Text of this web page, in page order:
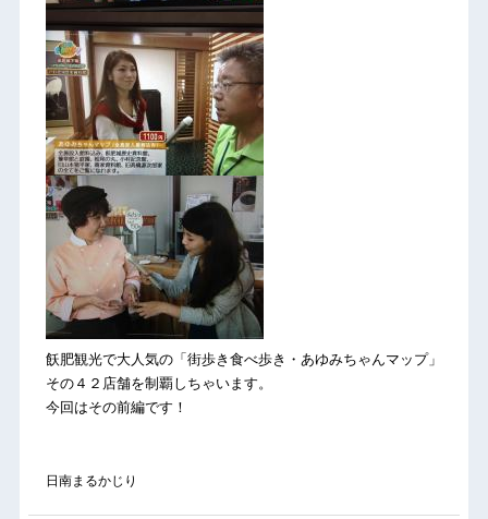
飫肥観光で大人気の「街歩き食べ歩き・あゆみちゃんマップ」
その４２店舗を制覇しちゃいます。
今回はその前編です！
日南まるかじり